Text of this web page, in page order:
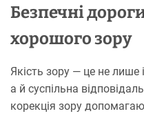
Безпечні
хорошого зору
Якість зору — це не лише
а й суспільна
корекція зору